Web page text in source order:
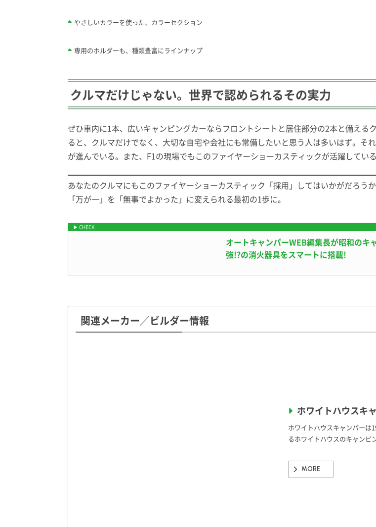
やさしいカラーを使った、カラーセクション
専用のホルダーも、種類豊富にラインナップ
クルマだけじゃない。世界で認められるその実力
ぜひ車内に1本、広いキャンピングカーならフロントシートと居住部分の2本と備え
ると、クルマだけでなく、大切な自宅や会社にも常備したいと思う人は多いはず。
が進んでいる。また、F1の現場でもこのファイヤーショーカスティックが活躍している
あなたのクルマにもこのファイヤーショーカスティック「採用」してはいかがだろ
「万が一」を「無事でよかった」に変えられる最初の1歩に。
品田編集長も愛用中
オートキャンパーWEB編集長が昭和の
強!?の消火器具をスマートに搭載!
関連メーカー／ビルダー情報
ホワイトハウスキ
ホワイトハウスキャンパーは
るホワイトハウスのキャン
MORE